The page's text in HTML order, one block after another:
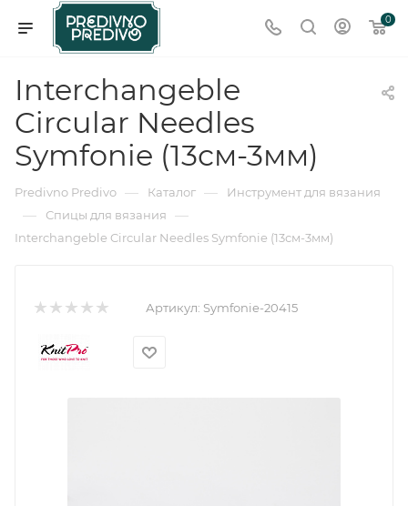
0
Interchangeble
Circular Needles
Symfonie (13см-3мм)
Predivno Predivo — Каталог — Инструмент для вязания
— Спицы для вязания —
Interchangeble Circular Needles Symfonie (13см-3мм)
Артикул: Symfonie-20415